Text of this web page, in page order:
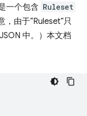
一个包含 Ruleset
由于“Ruleset”只
中。）本文档